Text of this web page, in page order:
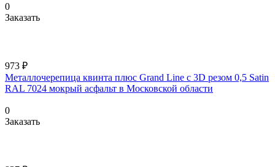
0
Заказать
973 ₽
Металлочерепица квинта плюс Grand Line c 3D резом 0,5 Satin
RAL 7024 мокрый асфальт в Московской области
0
Заказать